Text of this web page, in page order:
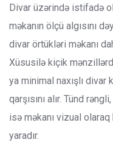
Divar üzərində istifadə
məkanın ölçü algısını
divar örtükləri məkanı
Xüsusilə kiçik
ya minimal naxışlı divar
qarşısını alır. Tünd
isə məkanı vizual
yaradır.